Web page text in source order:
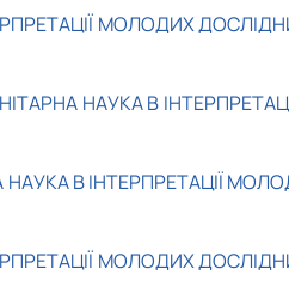
МОЛОДИХ
НАУКА В
В ІНТЕРПРЕТАЦІЇ
МОЛОДИХ